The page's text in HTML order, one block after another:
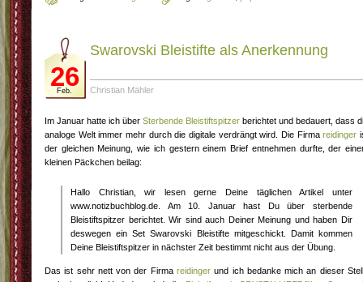
26
Feb.
Swarovski Bleistifte als Anerkennung
Christian Mähler
Im Januar hatte ich über Sterbende Bleistiftspitzer berichtet und bedauert, dass
analoge Welt immer mehr durch die digitale verdrängt wird. Die Firmareidinger
der gleichen Meinung, wie ich gestern einem Brief entnehmen durfte, der
kleinen Päckchen beilag:
Hallo Christian, wir lesen gerne Deine täglichen Artikel unter
www.notizbuchblog.de. Am 10. Januar hast Du über sterbende
Bleistiftspitzer berichtet. Wir sind auch Deiner Meinung und haben Dir
deswegen ein Set Swarovski Bleistifte mitgeschickt. Damit kommen
Deine Bleistiftspitzer in nächster Zeit bestimmt nicht aus der Übung.
Das ist sehr nett von der Firma reidinger und ich bedanke mich an dieser